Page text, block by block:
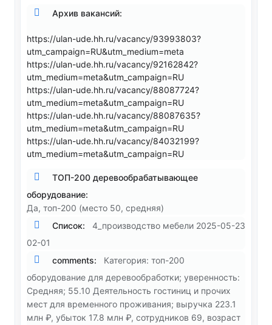
Архив вакансий:
https://ulan-ude.hh.ru/vacancy/93993803?
utm_campaign=RU&utm_medium=meta
https://ulan-ude.hh.ru/vacancy/92162842?
utm_medium=meta&utm_campaign=RU
https://ulan-ude.hh.ru/vacancy/88087724?
utm_medium=meta&utm_campaign=RU
https://ulan-ude.hh.ru/vacancy/88087635?
utm_medium=meta&utm_campaign=RU
https://ulan-ude.hh.ru/vacancy/84032199?
utm_medium=meta&utm_campaign=RU
ТОП-200 деревообрабатывающее
оборудование:
Да, топ-200 (место 50, средняя)
Список:
4_производство мебели 2025-05-23
02-01
comments:
Категория: топ-200
оборудование для деревообработки; уверенность:
Средняя; 55.10 Деятельность гостиниц и прочих
мест для временного проживания; выручка 223.1
млн ₽, убыток 17.8 млн ₽, сотрудников 69, возраст